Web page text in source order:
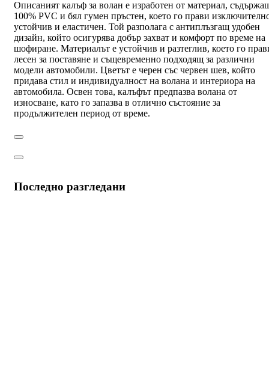
Описаният калъф за волан е изработен от материал,
100% PVC и бял гумен пръстен, което го прави
устойчив и еластичен. Той разполага с антиплъзгащ удобен
дизайн, който осигурява добър захват и комфорт по време на
шофиране. Материалът е устойчив и разтеглив, което го
лесен за поставяне и същевременно подходящ за различни
модели автомобили. Цветът е черен със червен шев, който
придава стил и индивидуалност на волана и интериора на
автомобила. Освен това, калъфът предпазва волана от
износване, като го запазва в отлично състояние за
продължителен период от време.
Последно разгледани